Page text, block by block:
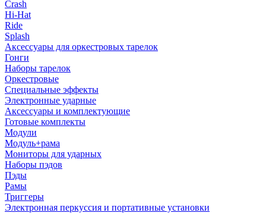
Crash
Hi-Hat
Ride
Splash
Аксессуары для оркестровых тарелок
Гонги
Наборы тарелок
Оркестровые
Специальные эффекты
Электронные ударные
Аксессуары и комплектующие
Готовые комплекты
Модули
Модуль+рама
Мониторы для ударных
Наборы пэдов
Пэды
Рамы
Триггеры
Электронная перкуссия и портативные установки